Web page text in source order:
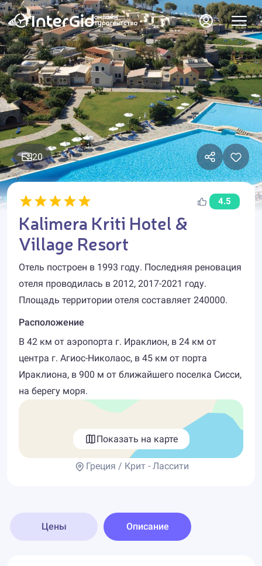
20
4.5
Kalimera Kriti Hotel &
Village Resort
Отель построен в 1993 году. Последняя реновация
отеля проводилась в 2012, 2017-2021 году.
Площадь территории отеля составляет 240000.
Расположение
В 42 км от аэропорта г. Ираклион, в 24 км от
центра г. Агиос-Николаос, в 45 км от порта
Ираклиона, в 900 м от ближайшего поселка Сисси,
на берегу моря.
Показать на карте
Греция / Крит - Лассити
Цены Описание